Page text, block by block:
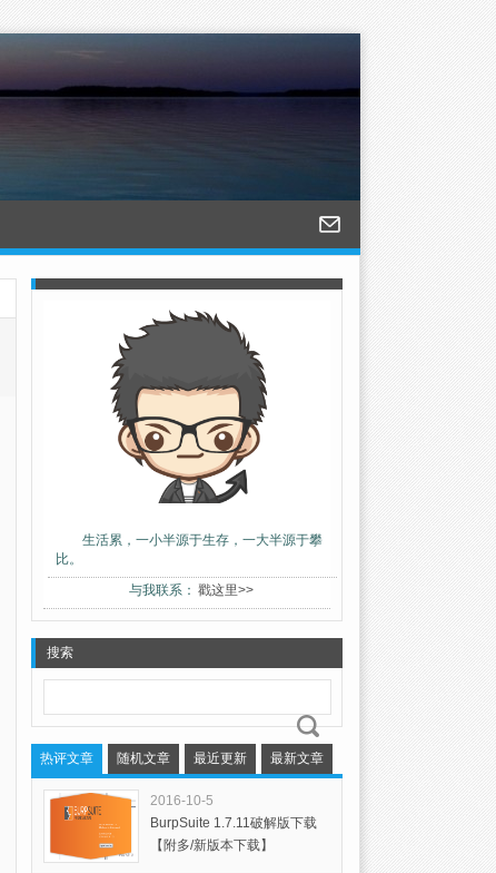
生活累，一小半源于生存，一大半源于攀
比。
与我联系： 戳这里>>
搜索
热评文章 随机文章 最近更新 最新文章
2016-10-5
BurpSuite 1.7.11破解版下载
【附多/新版本下载】